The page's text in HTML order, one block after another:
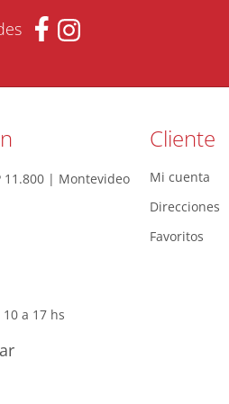
11.800 | Montevideo
a 17 hs
Cliente
Mi cuenta
Direcciones
Favoritos